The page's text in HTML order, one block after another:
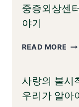
스:
중증외상센
야기
READ MORE 중
상
센
터:
사랑의 불시
우리가 알아